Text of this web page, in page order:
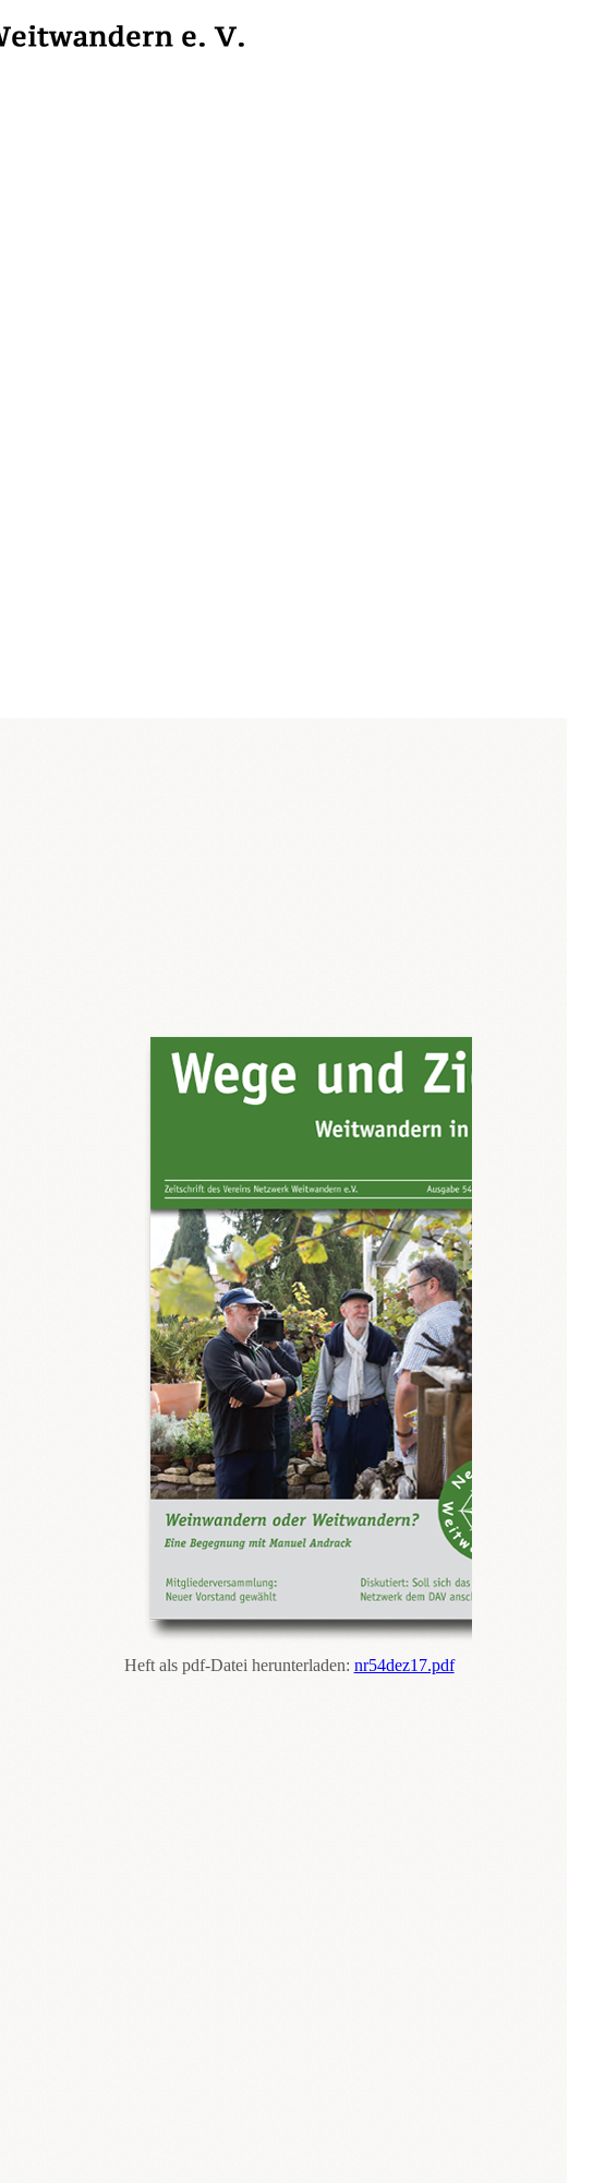
Heft als pdf-Datei herunterladen: nr54dez17.pdf